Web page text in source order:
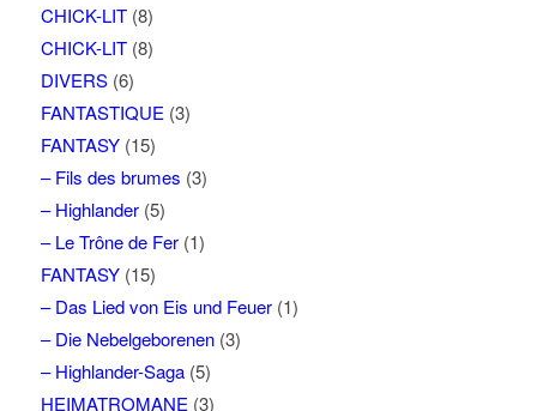
CHICK-LIT(8)
CHICK-LIT(8)
DIVERS(6)
FANTASTIQUE (3)
FANTASY(15)
– Fils des brumes (3)
– Highlander(5)
– Le Trône de Fer(1)
FANTASY(15)
– Das Lied von Eis und Feuer(1)
– Die Nebelgeborenen(3)
– Highlander-Saga(5)
HEIMATROMANE (3)